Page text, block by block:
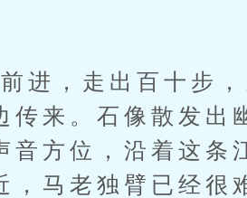
，走出百十步，
传来。石像散发出
音方位，沿着这条
，马老独臂已经很